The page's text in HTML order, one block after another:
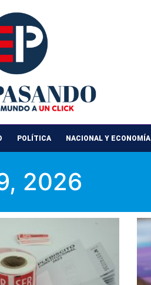
POLÍTICA NACIONAL Y ECONOMÍA
2026